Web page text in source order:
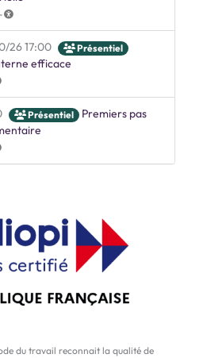
26 17:00 Présentiel
efficace
Présentiel
Premiers pas
du travail reconnait la qualité de